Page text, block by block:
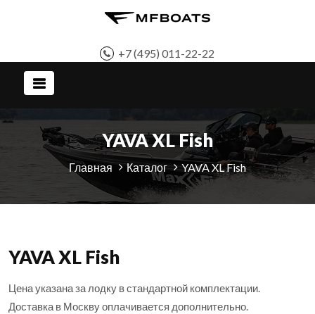
+7 (495) 011-22-22
YAVA XL Fish
Главная Каталог YAVA XL Fish
YAVA XL Fish
Цена указана за лодку в стандартной комплектации.
Доставка в Москву оплачивается дополнительно.